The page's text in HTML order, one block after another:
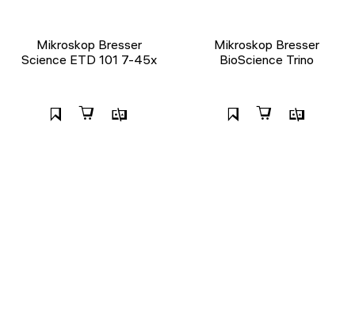
Mikroskop Bresser
Science ETD 101 7-45x
Mikroskop Bresser
BioScience Trino